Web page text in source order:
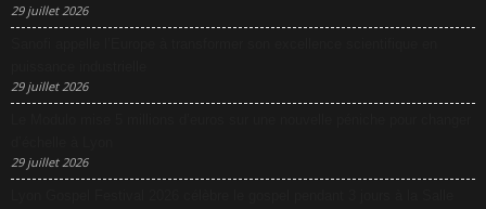
29 juillet 2026
29 juillet 2026
29 juillet 2026